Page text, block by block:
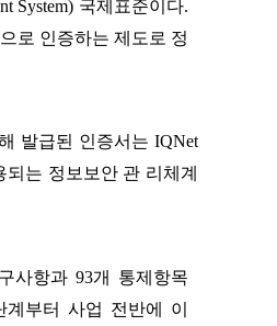
System) 국제표준이다.
로 인증하는 제도로 정
발급된 인증서는 IQNet
는 정보보안 관 리체계
사항과 93개
통제항목
계부터 사업 전반에
이